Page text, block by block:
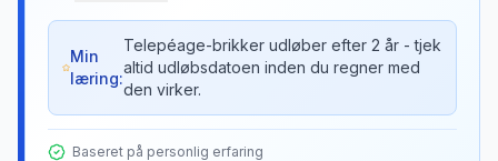
koster 8 EUR med brik. Kassedamen
forklarede at brikkerne udløber efter 2 år.
Min
læring:
Telepéage-brikker udløber efter 2 år - tjek
altid udløbsdatoen inden du regner med
den virker.
Baseret på personlig erfaring